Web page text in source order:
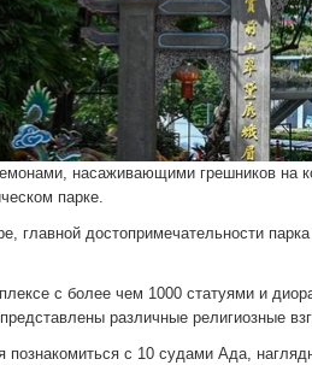
насаживающими грешников на
парке.
главной достопримечательности
с более чем 1000 статуями и
различные религиозные
познакомиться с 10 судами Ада,